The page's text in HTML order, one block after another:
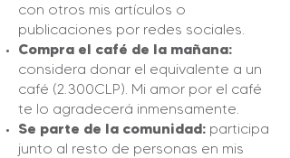
con otros mis artículos o
publicaciones por redes sociales.
Compra el café de la mañana:
considera donar el equivalente a un
café (2.300CLP). Mi amor por el café
te lo agradecerá inmensamente.
Se parte de la comunidad: participa
junto al resto de personas en mis